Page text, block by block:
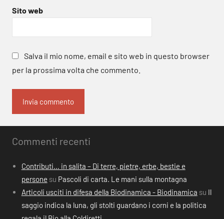
Sito web
Salva il mio nome, email e sito web in questo browser
per la prossima volta che commento.
Commenti recenti
Contributi… in salita – Di terre, pietre, erbe, bestie e
persone su Pascoli di carta. Le mani sulla montagna
Articoli usciti in difesa della Biodinamica - Biodinamica su Il
saggio indica la luna, gli stolti guardano i corni e la politica